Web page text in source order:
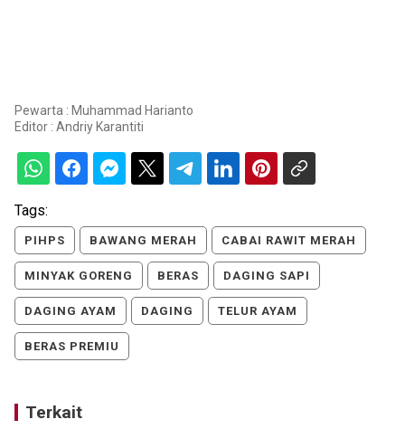
Pewarta : Muhammad Harianto
Editor : Andriy Karantiti
Tags:
PIHPS BAWANG MERAH CABAI RAWIT MERAH
MINYAK GORENG BERAS DAGING SAPI
DAGING AYAM DAGING TELUR AYAM
BERAS PREMIU
Terkait